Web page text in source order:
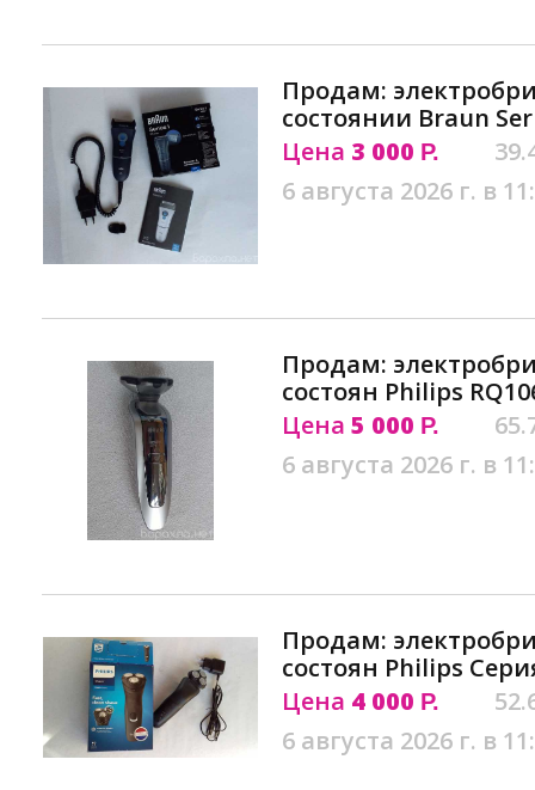
Продам:
состоянии Braun
Цена 3 000 Р.
6 августа 2026 г. в
Продам:
состоян Philips
Цена 5 000 Р.
6 августа 2026 г. в
Продам:
состоян Philips
Цена 4 000 Р.
6 августа 2026 г. в